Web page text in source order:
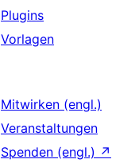
Plugins
Vorlagen
Mitwirken (engl.)
Veranstaltungen
Spenden (engl.) ↗